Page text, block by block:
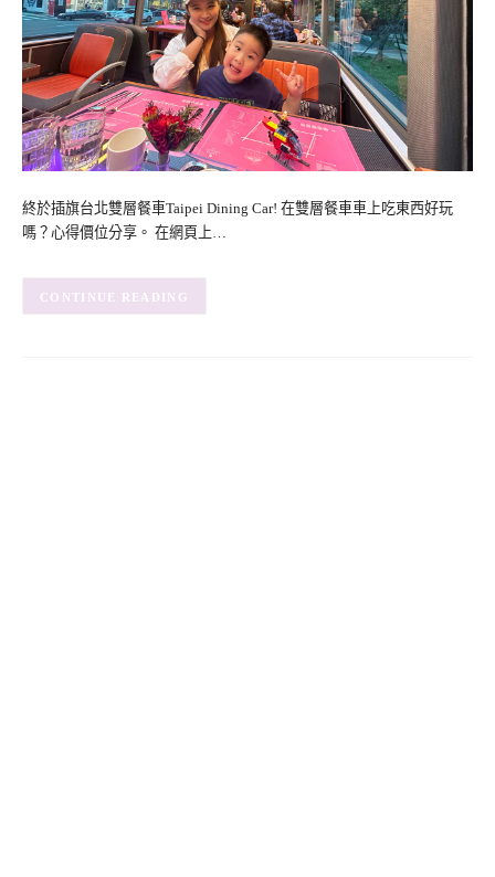
終於插旗台北雙層餐車Taipei Dining Car! 在雙層餐車車上吃東西好玩
嗎？心得價位分享。 在網頁上…
CONTINUE READING